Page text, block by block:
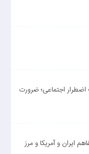
اجتماعی؛ ضرورت
ایران و آمریکا و مرز